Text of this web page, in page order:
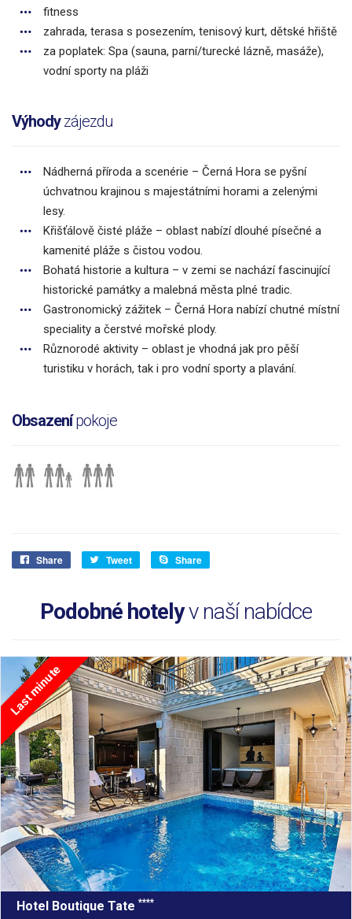
fitness
zahrada, terasa s posezením, tenisový kurt, dětské hřiště
za poplatek: Spa (sauna, parní/turecké lázně, masáže),
vodní sporty na pláži
Výhodyzájezdu
Nádherná příroda a scenérie – Černá Hora se pyšní
úchvatnou krajinou s majestátními horami a zelenými
lesy.
Křišťálově čisté pláže – oblast nabízí dlouhé písečné a
kamenité pláže s čistou vodou.
Bohatá historie a kultura – v zemi se nachází fascinující
historické památky a malebná města plné tradic.
Gastronomický zážitek – Černá Hora nabízí chutné místní
speciality a čerstvé mořské plody.
Různorodé aktivity – oblast je vhodná jak pro pěší
turistiku v horách, tak i pro vodní sporty a plavání.
Obsazenípokoje
Share Tweet Share
Podobné hotelyv naší nabídce
Last minute
Hotel Boutique Tate ****